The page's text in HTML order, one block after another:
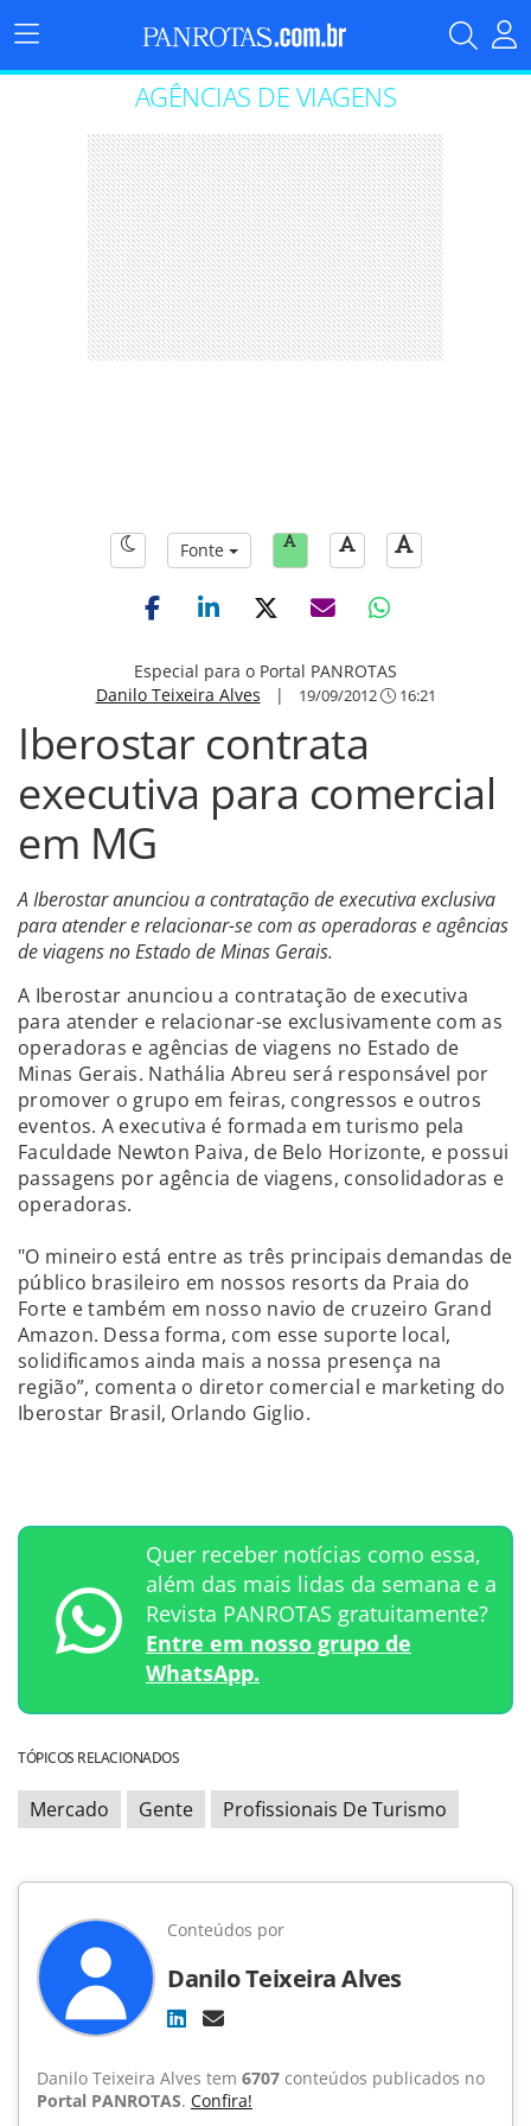
Menu
Principal
AGÊNCIAS DE VIAGENS
Fonte
Especial para o Portal PANROTAS
Danilo Teixeira Alves | 19/09/2012 16:21
Iberostar contrata
executiva para comercial
em MG
A Iberostar anunciou a contratação de executiva exclusiva
para atender e relacionar-se com as operadoras e agências
de viagens no Estado de Minas Gerais.
A Iberostar anunciou a contratação de executiva
para atender e relacionar-se exclusivamente com as
operadoras e agências de viagens no Estado de
Minas Gerais. Nathália Abreu será responsável por
promover o grupo em feiras, congressos e outros
eventos. A executiva é formada em turismo pela
Faculdade Newton Paiva, de Belo Horizonte, e possui
passagens por agência de viagens, consolidadoras e
operadoras.
"O mineiro está entre as três principais demandas de
público brasileiro em nossos resorts da Praia do
Forte e também em nosso navio de cruzeiro Grand
Amazon. Dessa forma, com esse suporte local,
solidificamos ainda mais a nossa presença na
região”, comenta o diretor comercial e marketing do
Iberostar Brasil, Orlando Giglio.
Quer receber notícias como essa,
além das mais lidas da semana e a
Revista PANROTAS gratuitamente?
Entre em nosso grupo de
WhatsApp.
TÓPICOS RELACIONADOS
Mercado Gente Profissionais De Turismo
Conteúdos por
Danilo Teixeira Alves
Danilo Teixeira Alves tem 6707 conteúdos publicados no
Portal PANROTAS. Confira!